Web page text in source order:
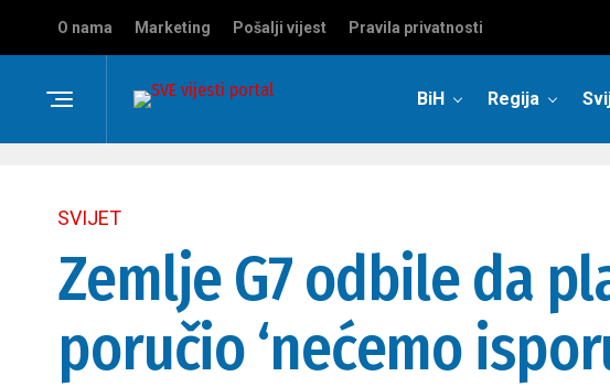
O nama Marketing Pošalji vijest Pravila privatnosti
BiH Regija
SVIJET
Zemlje G7 odbile da
poručio ‘nećemo